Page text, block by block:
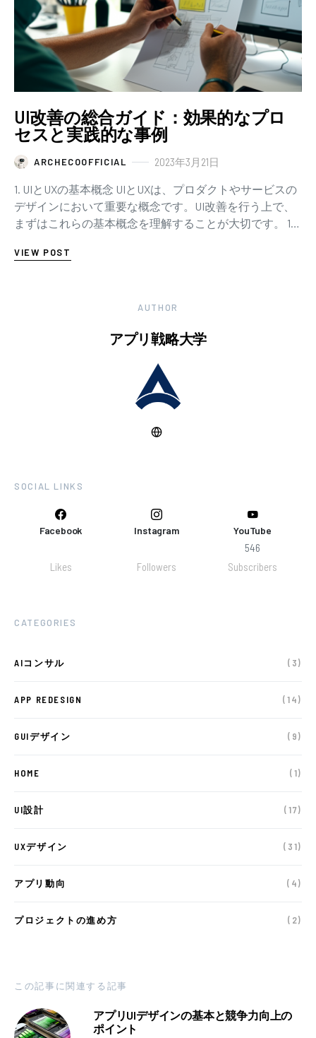
UI改善の総合ガイド：効果的なプロ
セスと実践的な事例
ARCHECOOFFICIAL 2023年3月21日
1. UIとUXの基本概念 UIとUXは、プロダクトやサービスの
デザインにおいて重要な概念です。UI改善を行う上で、
まずはこれらの基本概念を理解することが大切です。 1-1.
VIEW POST
AUTHOR
アプリ戦略大学
SOCIAL LINKS
Facebook
Likes
Instagram
Followers
YouTube
546
Subscribers
CATEGORIES
AIコンサル (3)
APP REDESIGN (14)
GUIデザイン (9)
HOME (1)
UI設計 (17)
UXデザイン (31)
アプリ動向 (4)
プロジェクトの進め方 (2)
この記事に関連する記事
アプリUIデザインの基本と競争力向上の
ポイント